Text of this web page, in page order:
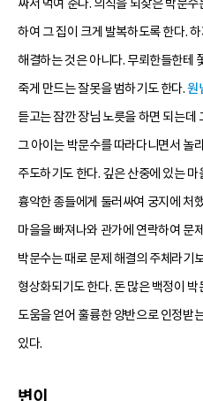
짜서 먹여 준다. 의식을 되찾은 박문
하여 그 집이 크게 발복하도록 한다.
해결하는 것은 아니다. 무뢰한들한테
죽게 만드는 잘못을 범하기도 한다.원
듣고는 잠깐 장님 노릇을 하면 되는
그 아이는 박문수를 따라다니면서 놀
주도하기도 한다. 깊은 산중에 있는
흉악한 종들에게 둘러싸여 궁지에 처
마을을 빠져나와 관가에 연락하여 문
박문수는 때로 문제 해결의 주체라기
형상화되기도 한다. 돈 많은 백정이
도움을 얻어 훌륭한 양반으로 인정받
있다.
변이